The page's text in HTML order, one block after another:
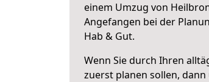
einem Umzug von
Angefangen bei der
Hab & Gut.
Wenn Sie durch Ihren
zuerst planen sollen,